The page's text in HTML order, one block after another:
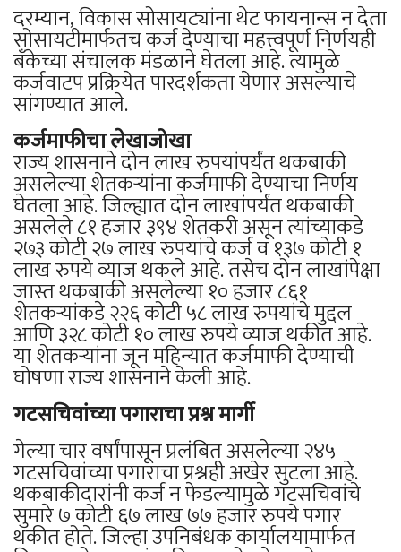
दरम्यान, विकास सोसायट्यांना थेट फायनान्स न देता
सोसायटीमार्फतच कर्ज देण्याचा महत्त्वपूर्ण निर्णयही
बँकेच्या संचालक मंडळाने घेतला आहे. त्यामुळे
कर्जवाटप प्रक्रियेत पारदर्शकता येणार असल्याचे
सांगण्यात आले.
कर्जमाफीचा लेखाजोखा
राज्य शासनाने दोन लाख रुपयांपर्यंत थकबाकी
असलेल्या शेतकऱ्यांना कर्जमाफी देण्याचा निर्णय
घेतला आहे. जिल्ह्यात दोन लाखांपर्यंत थकबाकी
असलेले ८१ हजार ३९४ शेतकरी असून त्यांच्याकडे
२७३ कोटी २७ लाख रुपयांचे कर्ज व १३७ कोटी १
लाख रुपये व्याज थकले आहे. तसेच दोन लाखांपेक्षा
जास्त थकबाकी असलेल्या १० हजार ८६१
शेतकऱ्यांकडे २२६ कोटी ५८ लाख रुपयांचे मुद्दल
आणि ३२८ कोटी १० लाख रुपये व्याज थकीत आहे.
या शेतकऱ्यांना जून महिन्यात कर्जमाफी देण्याची
घोषणा राज्य शासनाने केली आहे.
गटसचिवांच्या पगाराचा प्रश्न मार्गी
गेल्या चार वर्षांपासून प्रलंबित असलेल्या २४५
गटसचिवांच्या पगाराचा प्रश्नही अखेर सुटला आहे.
थकबाकीदारांनी कर्ज न फेडल्यामुळे गटसचिवांचे
सुमारे ७ कोटी ६७ लाख ७७ हजार रुपये पगार
थकीत होते. जिल्हा उपनिबंधक कार्यालयामार्फत